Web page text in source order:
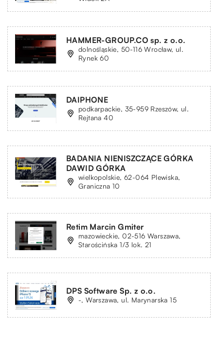
HAMMER-GROUP.CO sp. z o.o.
dolnośląskie, 50-116 Wrocław, ul.
Rynek 60
DAIPHONE
podkarpackie, 35-959 Rzeszów, ul.
Rejtana 40
BADANIA NIENISZCZĄCE GÓRKA
DAWID GÓRKA
wielkopolskie, 62-064 Plewiska,
Graniczna 10
Retim Marcin Gmiter
mazowieckie, 02-516 Warszawa,
Starościńska 1/3 lok. 21
DPS Software Sp. z o.o.
-, Warszawa, ul. Marynarska 15